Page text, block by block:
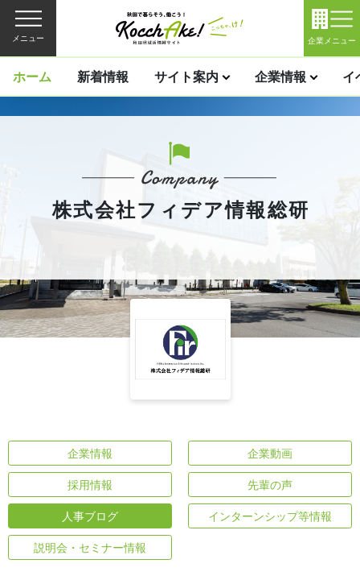
メニュー 企業メニュー
ホーム 新着情報 サイト案内 企業情報 イ
株式会社フィデア情報総研
企業情報 企業動画
採用情報 先輩の声
人事ブログ インターンシップ等情報
説明会・セミナー情報